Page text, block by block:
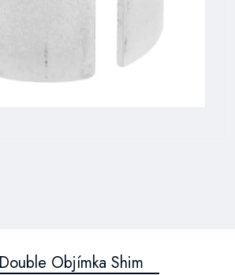
Objímka Shim